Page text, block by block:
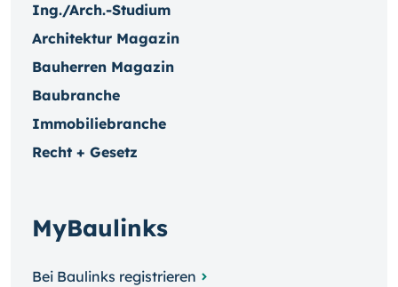
Ing./Arch.-Studium
Architektur Magazin
Bauherren Magazin
Baubranche
Immobiliebranche
Recht + Gesetz
MyBaulinks
Bei Baulinks registrieren